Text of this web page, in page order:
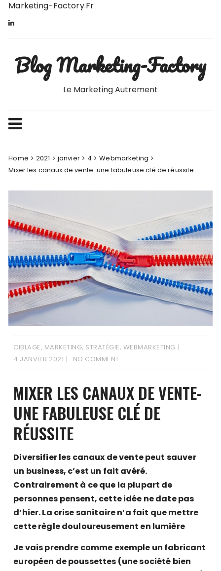
Skip
content
Marketing-Factory.fr
Blog Marketing-Factory
Le Marketing Autrement
Home 2021 janvier 4
Webmarketing
Mixer les canaux de vente-une fabuleuse clé de réussite
CIBLAGE, MARKETING, STRATÉGIE, WEBMARKETING
4 JANVIER 2021
NO COMMENT
MIXER LES CANAUX DE VENTE-
UNE FABULEUSE CLÉ DE
RÉUSSITE
Diversifier les canaux de vente peut sauver
un business, c’est un fait avéré.
Contrairement à ce que la plupart de
personnes pensent, cette idée ne date pas
d’hier. La crise sanitaire n’a fait que mettre
cette règle douloureusement en lumière
Je vais prendre comme exemple un fabricant
européen de poussettes (une société bien